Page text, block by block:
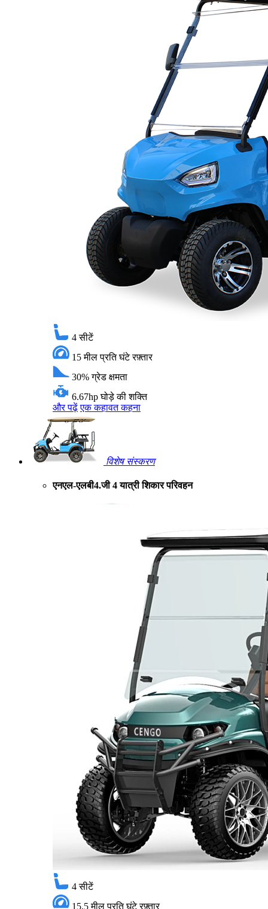
4 सीटें
15 मील प्रति घंटे रफ़्तार
30% ग्रेड क्षमता
6.67hp घोड़े की शक्ति
और पढ़ें एक कहावत कहना
विशेष संस्करण
एनएल-एलबी4.जी 4 यात्री शिकार परिवहन
4 सीटें
15.5 मील प्रति घंटे रफ़्तार